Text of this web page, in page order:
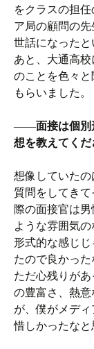
をクラスの担
ア局の顧問の
世話になったと
あと、大通高
のことを色々
もらいました。
――面接は個
想を教えてくだ
想像していた
質問をしてき
際の面接官は
ような雰囲気の
形式的な感じ
たので良かった
ただ心残りが
の豊富さ、熱
が、僕がメデ
惜しかったなと